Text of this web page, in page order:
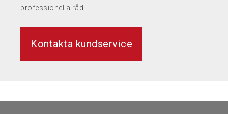
professionella råd.
Kontakta kundservice